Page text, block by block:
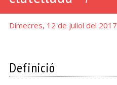
Dimecres, 12 de juliol del 2017
Definició
juli